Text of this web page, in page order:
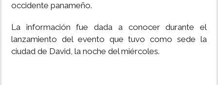
occidente panameño.
La información fue dada a conocer durante el
lanzamiento del evento que tuvo como sede la
ciudad de David, la noche del miércoles.